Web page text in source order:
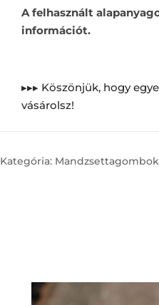
A felhasznált
információt.
▸▸▸ Köszönjük, hogy
vásárolsz!
Kategória: Mandzsettagombok